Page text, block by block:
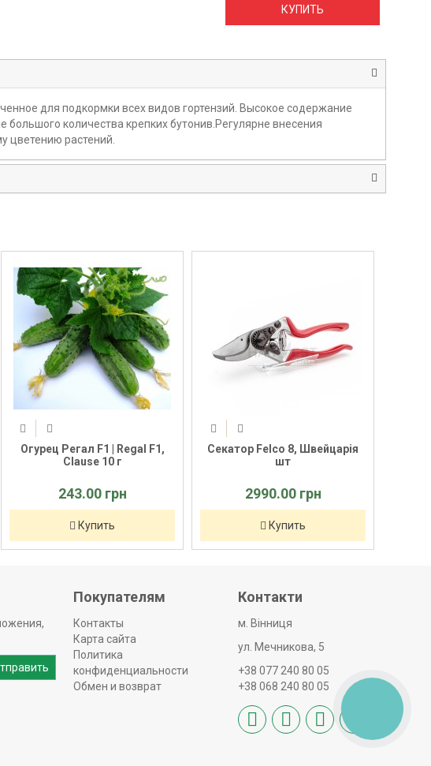
КУПИТЬ
для подкормки всех видов гортензий. Высокое содержание
большого количества крепких бутонив.Регулярне внесения
цветению растений.
Огурец Регал F1 | Regal F1,
Clause 10 г
243.00 грн
Купить
Секатор Felco 8, Швейцарія
шт
2990.00 грн
Купить
Покупателям
Контакты
Карта сайта
Политика
конфиденциальности
Обмен и возврат
Контакти
м. Вінниця
ул. Мечникова, 5
+38 077 240 80 05
+38 068 240 80 05